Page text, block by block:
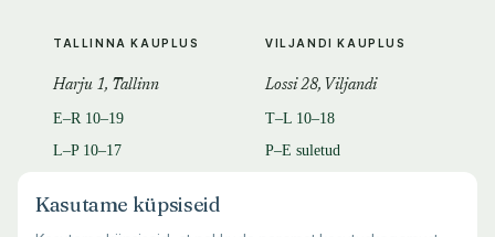
TALLINNA KAUPLUS
Harju 1, Tallinn
E–R 10–19
L–P 10–17
VILJANDI KAUPLUS
Lossi 28, Viljandi
T–L 10–18
P–E suletud
Kasutame küpsiseid